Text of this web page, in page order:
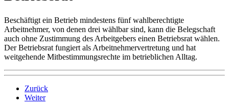
Beschäftigt ein Betrieb mindestens fünf wahlberechtigte
Arbeitnehmer, von denen drei wählbar sind, kann die Belegschaft
auch ohne Zustimmung des Arbeitgebers einen Betriebsrat wählen.
Der Betriebsrat fungiert als Arbeitnehmervertretung und hat
weitgehende Mitbestimmungsrechte im betrieblichen Alltag.
Zurück
Weiter